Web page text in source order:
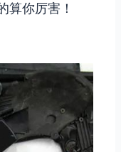
算你厉害！